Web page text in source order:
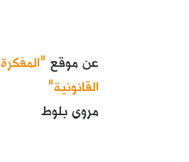
عن موقع "المفكرة
القانونية"
مروى بلوط